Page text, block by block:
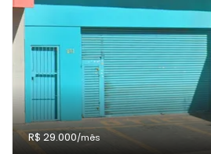
R$ 29.000/mês